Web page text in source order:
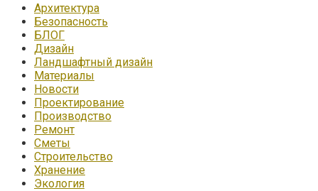
Архитектура
Безопасность
БЛОГ
Дизайн
Ландшафтный дизайн
Материалы
Новости
Проектирование
Производство
Ремонт
Сметы
Строительство
Хранение
Экология